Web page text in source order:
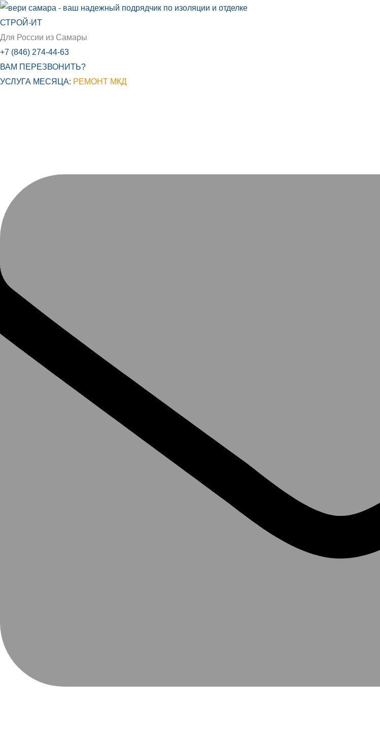
Перейти
к
содержимому
СТРОЙ-ИТ
Для России из Самары
+7 (846) 274-44-63
ВАМ ПЕРЕЗВОНИТЬ?
УСЛУГА МЕСЯЦА: РЕМОНТ МКД